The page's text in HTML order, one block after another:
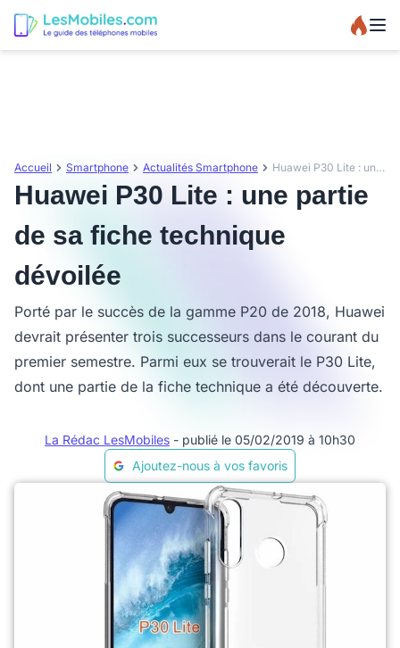
Accueil Smartphone Actualités Smartphone Huawei P30 Lite : une partie de sa fiche technique dévoilée
Huawei P30 Lite : une partie
de sa fiche technique
dévoilée
Porté par le succès de la gamme P20 de 2018, Huawei
devrait présenter trois successeurs dans le courant du
premier semestre. Parmi eux se trouverait le P30 Lite,
dont une partie de la fiche technique a été découverte.
La Rédac LesMobiles - publié le 05/02/2019 à 10h30
Ajoutez-nous à vos favoris